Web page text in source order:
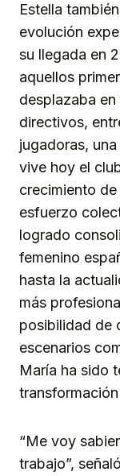
Estella
evolución
su llegada en
aquellos
desplazaba
directivos,
jugadoras,
vive hoy el
crecimiento
esfuerzo
logrado
femenino
hasta la
más
posibilidad de
escenarios
María ha sido
“Me voy
trabajo”,